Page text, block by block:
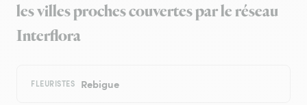
les villes proches couvertes par le réseau
Interflora
FLEURISTES Rebigue